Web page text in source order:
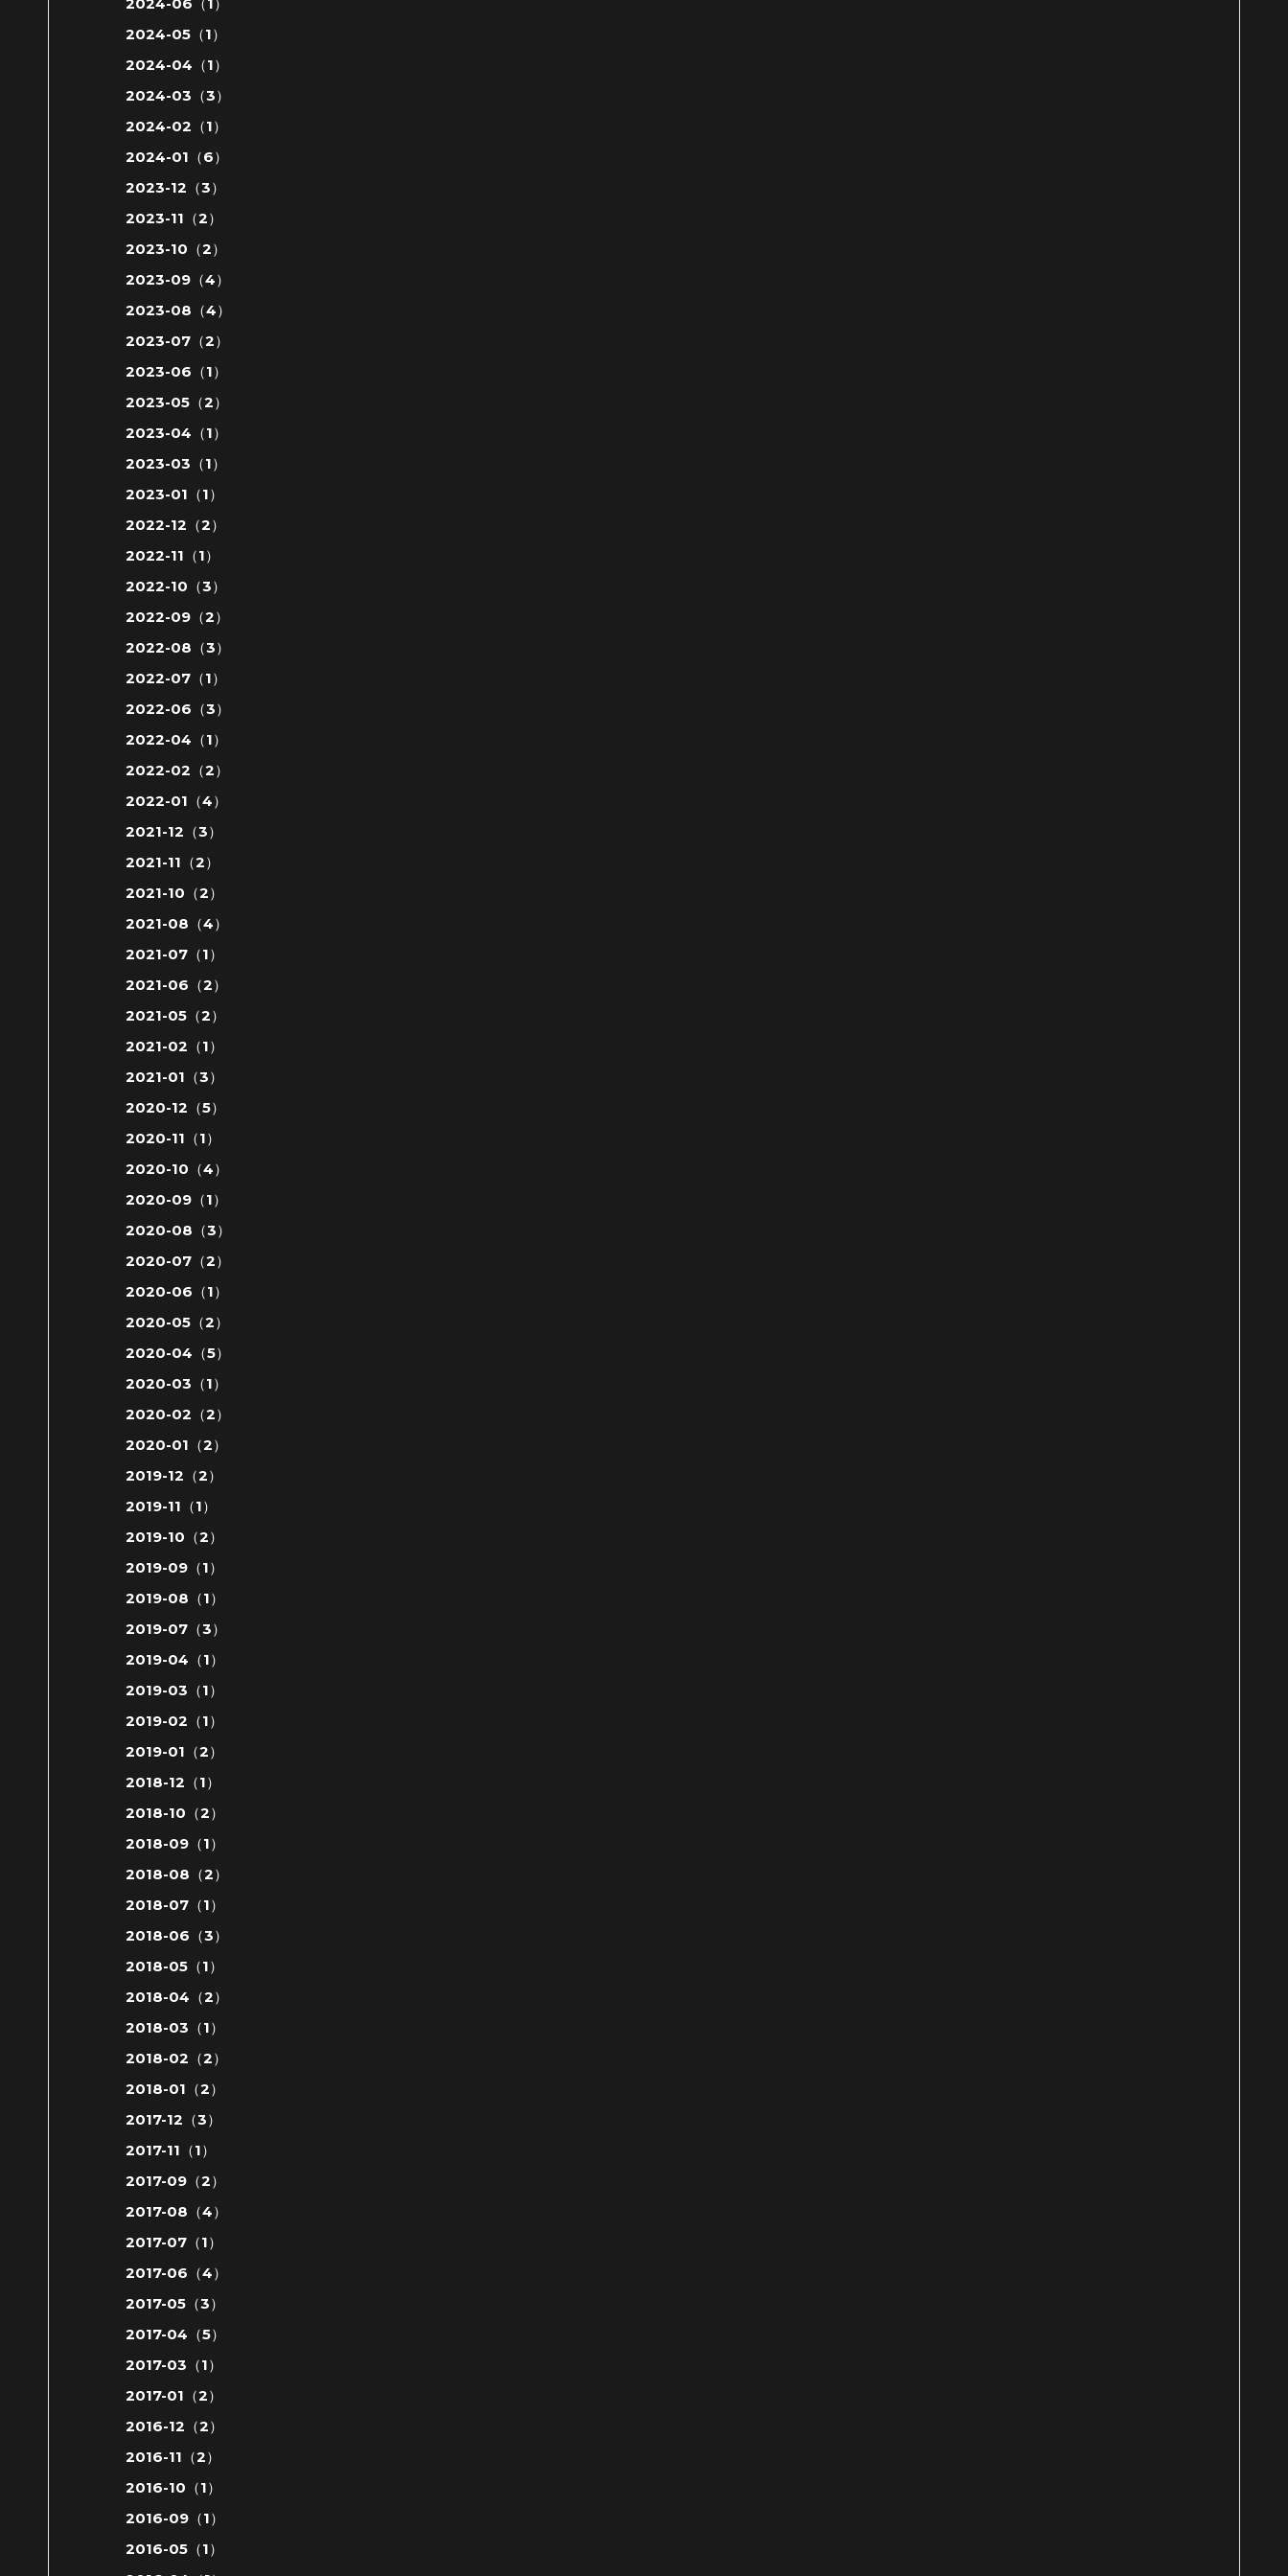
2024-05（1）
2024-04（1）
2024-03（3）
2024-02（1）
2024-01（6）
2023-12（3）
2023-11（2）
2023-10（2）
2023-09（4）
2023-08（4）
2023-07（2）
2023-06（1）
2023-05（2）
2023-04（1）
2023-03（1）
2023-01（1）
2022-12（2）
2022-11（1）
2022-10（3）
2022-09（2）
2022-08（3）
2022-07（1）
2022-06（3）
2022-04（1）
2022-02（2）
2022-01（4）
2021-12（3）
2021-11（2）
2021-10（2）
2021-08（4）
2021-07（1）
2021-06（2）
2021-05（2）
2021-02（1）
2021-01（3）
2020-12（5）
2020-11（1）
2020-10（4）
2020-09（1）
2020-08（3）
2020-07（2）
2020-06（1）
2020-05（2）
2020-04（5）
2020-03（1）
2020-02（2）
2020-01（2）
2019-12（2）
2019-11（1）
2019-10（2）
2019-09（1）
2019-08（1）
2019-07（3）
2019-04（1）
2019-03（1）
2019-02（1）
2019-01（2）
2018-12（1）
2018-10（2）
2018-09（1）
2018-08（2）
2018-07（1）
2018-06（3）
2018-05（1）
2018-04（2）
2018-03（1）
2018-02（2）
2018-01（2）
2017-12（3）
2017-11（1）
2017-09（2）
2017-08（4）
2017-07（1）
2017-06（4）
2017-05（3）
2017-04（5）
2017-03（1）
2017-01（2）
2016-12（2）
2016-11（2）
2016-10（1）
2016-09（1）
2016-05（1）